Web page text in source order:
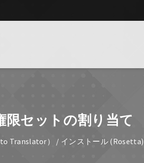
限セットの割り当て
Translator） / インストール (Rosetta)